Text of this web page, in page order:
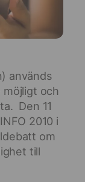
används
och
Den 11
2010 i
om
till